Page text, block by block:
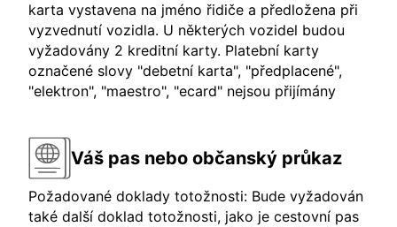
karta vystavena na jméno řidiče a předložena při
vyzvednutí vozidla. U některých vozidel budou
vyžadovány 2 kreditní karty. Platební karty
označené slovy "debetní karta", "předplacené",
"elektron", "maestro", "ecard" nejsou přijímány
Váš pas nebo občanský průkaz
Požadované doklady totožnosti: Bude vyžadován
také další doklad totožnosti, jako je cestovní pas